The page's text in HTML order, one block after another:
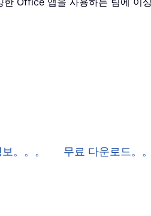
。。。 무료 다운로드。。